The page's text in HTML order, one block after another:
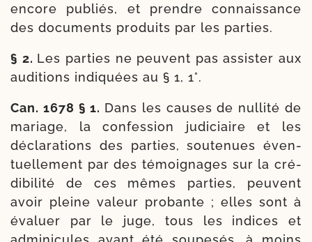
encore publiés, et prendre connais­sance
des docu­ments pro­duits par les parties.
§ 2. Les par­ties ne peuvent pas assis­ter aux
audi­tions indi­quées au § 1, 1°.
Can. 1678 § 1. Dans les causes de nul­li­té de
mariage, la confes­sion judi­ciaire et les
décla­ra­tions des par­ties, sou­te­nues éven­
tuel­le­ment par des témoi­gnages sur la cré­
di­bi­li­té de ces mêmes par­ties, peuvent
avoir pleine valeur pro­bante ; elles sont à
éva­luer par le juge, tous les indices et